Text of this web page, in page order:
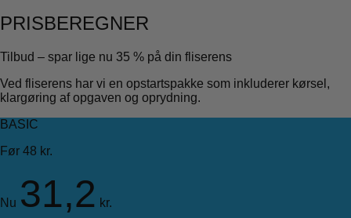
PRISBEREGNER
Tilbud – spar lige nu 35 % på din fliserens
Ved fliserens har vi en opstartspakke som inkluderer kørsel,
klargøring af opgaven og oprydning.
BASIC
Før 48 kr.
Nu 31,2 kr.